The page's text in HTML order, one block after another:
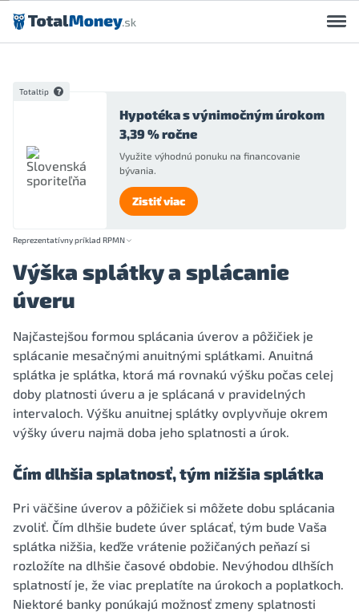
Preskočiť na obsah
Totaltip
Hypotéka s výnimočným úrokom
3,39 % ročne
Využite výhodnú ponuku na financovanie
bývania.
Zistiť viac
Reprezentatívny príklad RPMN
Výška splátky a splácanie
úveru
Najčastejšou formou splácania úverov a pôžičiek je
splácanie mesačnými anuitnými splátkami. Anuitná
splátka je splátka, ktorá má rovnakú výšku počas celej
doby platnosti úveru a je splácaná v pravidelných
intervaloch. Výšku anuitnej splátky ovplyvňuje okrem
výšky úveru najmä doba jeho splatnosti a úrok.
Čím dlhšia splatnosť, tým nižšia splátka
Pri väčšine úverov a pôžičiek si môžete dobu splácania
zvoliť. Čím dlhšie budete úver splácať, tým bude Vaša
splátka nižšia, keďže vrátenie požičaných peňazí si
rozložíte na dlhšie časové obdobie. Nevýhodou dlhších
splatností je, že viac preplatíte na úrokoch a poplatkoch.
Niektoré banky ponúkajú možnosť zmeny splatnosti